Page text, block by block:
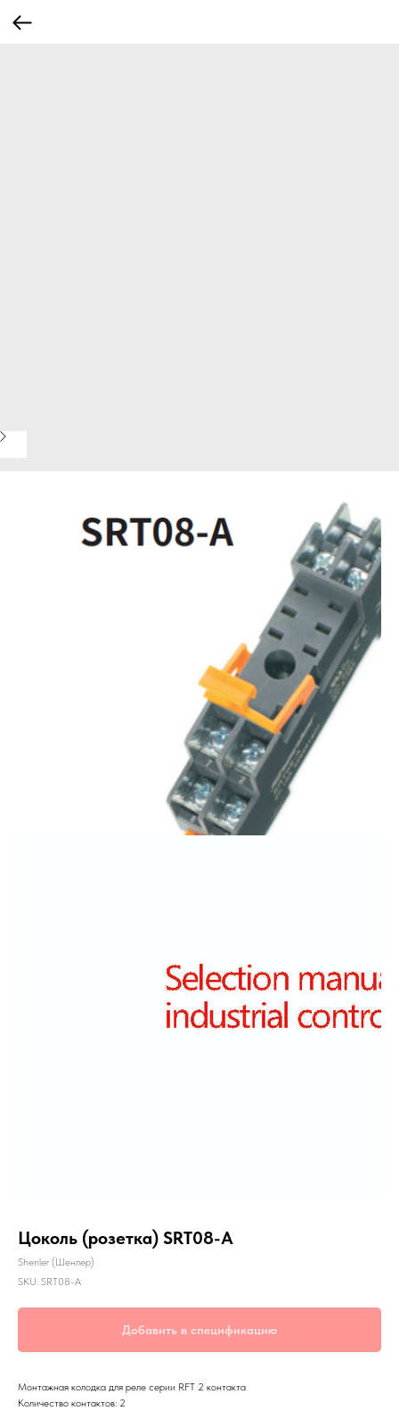
Цоколь (розетка) SRT08-A
Shenler (Шенлер)
SKU: SRT08-A
Добавить в спецификацию
Монтажная колодка для реле серии RFT 2 контакта
Количество контактов: 2